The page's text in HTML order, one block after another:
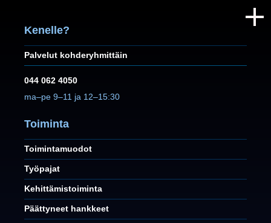
Kenelle?
Palvelut kohderyhmittäin
044 062 4050
ma–pe 9–11 ja 12–15:30
Toiminta
Toimintamuodot
Työpajat
Kehittämistoiminta
Päättyneet hankkeet